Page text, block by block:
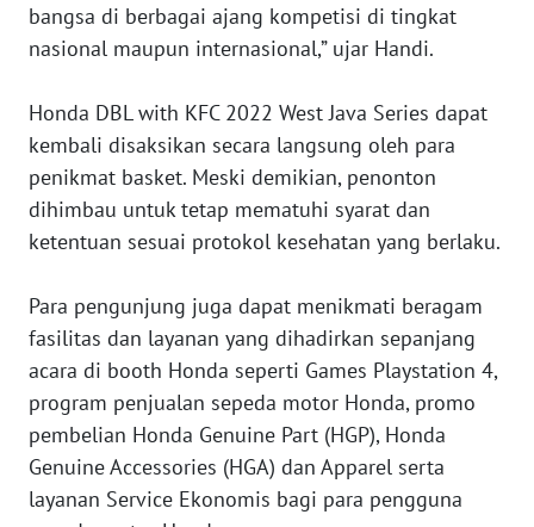
bangsa di berbagai ajang kompetisi di tingkat
nasional maupun internasional,” ujar Handi.
Honda DBL with KFC 2022 West Java Series dapat
kembali disaksikan secara langsung oleh para
penikmat basket. Meski demikian, penonton
dihimbau untuk tetap mematuhi syarat dan
ketentuan sesuai protokol kesehatan yang berlaku.
Para pengunjung juga dapat menikmati beragam
fasilitas dan layanan yang dihadirkan sepanjang
acara di booth Honda seperti Games Playstation 4,
program penjualan sepeda motor Honda, promo
pembelian Honda Genuine Part (HGP), Honda
Genuine Accessories (HGA) dan Apparel serta
layanan Service Ekonomis bagi para pengguna
WN
RIAU
WN
SERAMBI
WN
JAMBI
SULTRA
WN
SULTENG